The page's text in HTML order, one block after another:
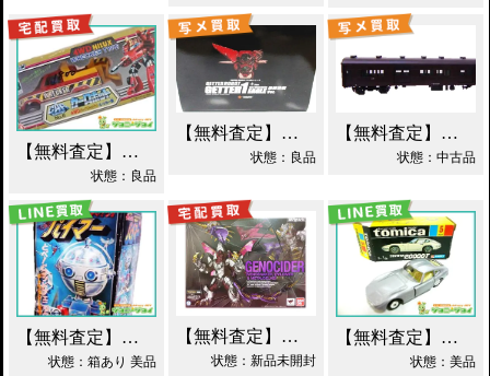
【無料査定】昭和レトロ玩具歓迎 ｜ カーロボット 4WD・レッカー車 ダイアクロン買取！
状態：良品
【無料査定】昭和レトロ玩具歓迎 ｜ EX合金 ゲッターロボ ゲッター1 買取！
状態：良品
【無料査定】昭和レトロ玩具歓迎 ｜ モデルワム マニ60 1/87 買取！
状態：中古品
【無料査定】昭和レトロ玩具歓迎 ｜ ガッチャマン パイマー DXジャンボマシンダー買取！
状態：箱あり 美品
【無料査定】昭和レトロ玩具歓迎 ｜ S.H.フィギュアーツ ジェノサイダー 買取！
状態：新品未開封
【無料査定】昭和レトロ玩具歓迎 ｜ 当時物 トミカ トヨタ 2000GT 黒箱 日本製 買取！
状態：美品